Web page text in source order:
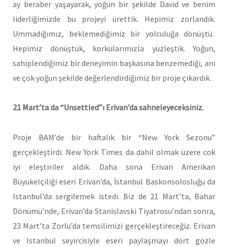
ay beraber yaşayarak, yoğun bir şekilde David ve benim
liderliğimizde bu projeyi ürettik. Hepimiz zorlandık.
Ummadığımız, beklemediğimiz bir yolculuğa dönüştü.
Hepimiz dönüştük, korkularımızla yüzleştik. Yoğun,
sahiplendiğimiz bir deneyimin başkasına benzemediği, ani
ve çok yoğun şekilde değerlendirdiğimiz bir proje çıkardık.
21 Mart’ta da “Unsettled”ı Erivan’da sahneleyeceksiniz.
Proje BAM’de bir haftalık bir “New York Sezonu”
gerçekleştirdi. New York Times da dahil olmak üzere cok
iyi eleştiriler aldık. Daha sona Erivan Amerikan
Büyükelçiliği eseri Erivan’da, İstanbul Baskonsolosluğu da
Istanbul’da sergilemek istedi. Biz de 21 Mart’ta, Bahar
Dönümü’nde, Erivan’da Stanislavski Tiyatrosu’ndan sonra,
23 Mart’ta Zorlu’da temsilimizi gerçekleştireceğiz. Erivan
ve Istanbul seyircisiyle eseri paylaşmayı dört gözle